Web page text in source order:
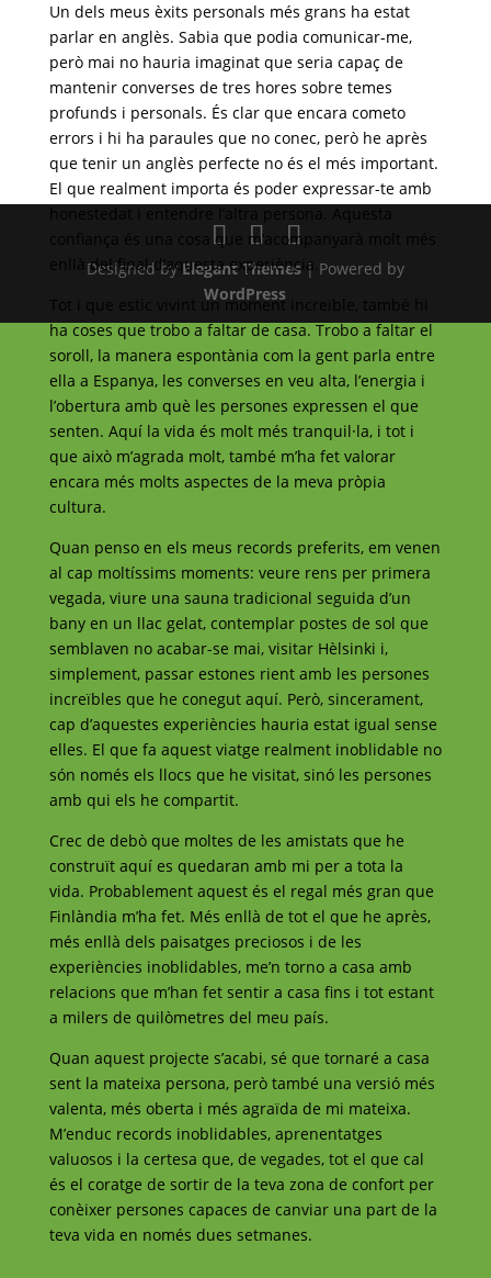
Un dels meus èxits personals més grans ha estat
parlar en anglès. Sabia que podia comunicar-me,
però mai no hauria imaginat que seria capaç de
mantenir converses de tres hores sobre temes
profunds i personals. És clar que encara cometo
errors i hi ha paraules que no conec, però he après
que tenir un anglès perfecte no és el més important.
El que realment importa és poder expressar-te amb
confiança és una cosa que m’acompanyarà molt més
enllà del final d’aquesta experiència.
Tot i que estic vivint un moment increïble, també hi
ha coses que trobo a faltar de casa. Trobo a faltar el
soroll, la manera espontània com la gent parla entre
ella a Espanya, les converses en veu alta, l’energia i
l’obertura amb què les persones expressen el que
senten. Aquí la vida és molt més tranquil·la, i tot i
que això m’agrada molt, també m’ha fet valorar
encara més molts aspectes de la meva pròpia
cultura.
Quan penso en els meus records preferits, em venen
al cap moltíssims moments: veure rens per primera
vegada, viure una sauna tradicional seguida d’un
bany en un llac gelat, contemplar postes de sol que
semblaven no acabar-se mai, visitar Hèlsinki i,
simplement, passar estones rient amb les persones
increïbles que he conegut aquí. Però, sincerament,
cap d’aquestes experiències hauria estat igual sense
elles. El que fa aquest viatge realment inoblidable no
són només els llocs que he visitat, sinó les persones
amb qui els he compartit.
Crec de debò que moltes de les amistats que he
construït aquí es quedaran amb mi per a tota la
vida. Probablement aquest és el regal més gran que
Finlàndia m’ha fet. Més enllà de tot el que he après,
més enllà dels paisatges preciosos i de les
experiències inoblidables, me’n torno a casa amb
relacions que m’han fet sentir a casa fins i tot estant
a milers de quilòmetres del meu país.
Quan aquest projecte s’acabi, sé que tornaré a casa
sent la mateixa persona, però també una versió més
valenta, més oberta i més agraïda de mi mateixa.
M’enduc records inoblidables, aprenentatges
valuosos i la certesa que, de vegades, tot el que cal
és el coratge de sortir de la teva zona de confort per
conèixer persones capaces de canviar una part de la
teva vida en només dues setmanes.
Designed by Elegant Themes| Powered by
WordPress